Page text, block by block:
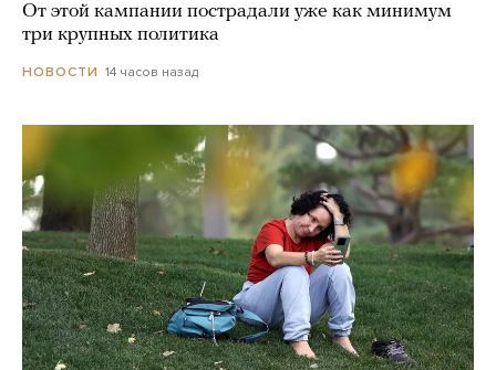
От этой кампании пострадали уже как минимум
три крупных политика
НОВОСТИ 14 часов назад